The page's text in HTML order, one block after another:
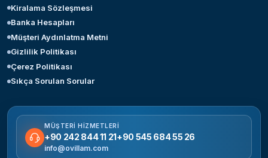
Kiralama Sözleşmesi
Banka Hesapları
Müşteri Aydınlatma Metni
Gizlilik Politikası
Çerez Politikası
Sıkça Sorulan Sorular
MÜŞTERI HIZMETLERI
+90 242 844 11 21+90 545 684 55 26
info@ovillam.com